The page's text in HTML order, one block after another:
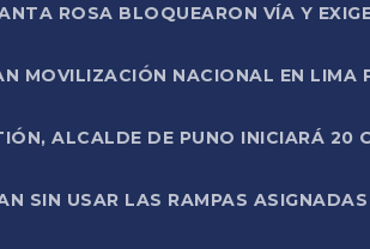
ROSA BLOQUEARON VÍA Y
MOVILIZACIÓN NACIONAL EN LIMA
ALCALDE DE PUNO INICIARÁ 20
SIN USAR LAS RAMPAS